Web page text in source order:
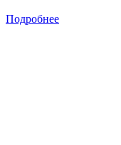
Подробнее